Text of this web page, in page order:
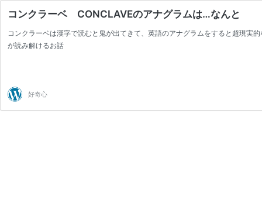
コンクラーベ CONCLAVEのアナグラムは…なんと
コンクラーベは漢字で読むと鬼が出てきて、英語のアナグラムをすると超現実
が読み解けるお話
好奇心